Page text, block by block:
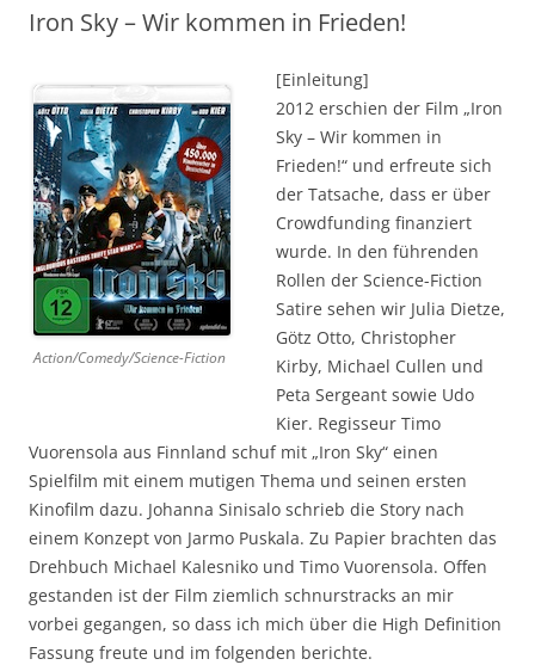
Iron Sky – Wir kommen in Frieden!
Action/Comedy/Science-Fiction
[Einleitung]
2012 erschien der Film „Iron
Sky – Wir kommen in
Frieden!“ und erfreute sich
der Tatsache, dass er über
Crowdfunding finanziert
wurde. In den führenden
Rollen der Science-Fiction
Satire sehen wir Julia Dietze,
Götz Otto, Christopher
Kirby, Michael Cullen und
Peta Sergeant sowie Udo
Kier. Regisseur Timo
Vuorensola aus Finnland schuf mit „Iron Sky“ einen
Spielfilm mit einem mutigen Thema und seinen ersten
Kinofilm dazu. Johanna Sinisalo schrieb die Story nach
einem Konzept von Jarmo Puskala. Zu Papier brachten das
Drehbuch Michael Kalesniko und Timo Vuorensola. Offen
gestanden ist der Film ziemlich schnurstracks an mir
vorbei gegangen, so dass ich mich über die High Definition
Fassung freute und im folgenden berichte.